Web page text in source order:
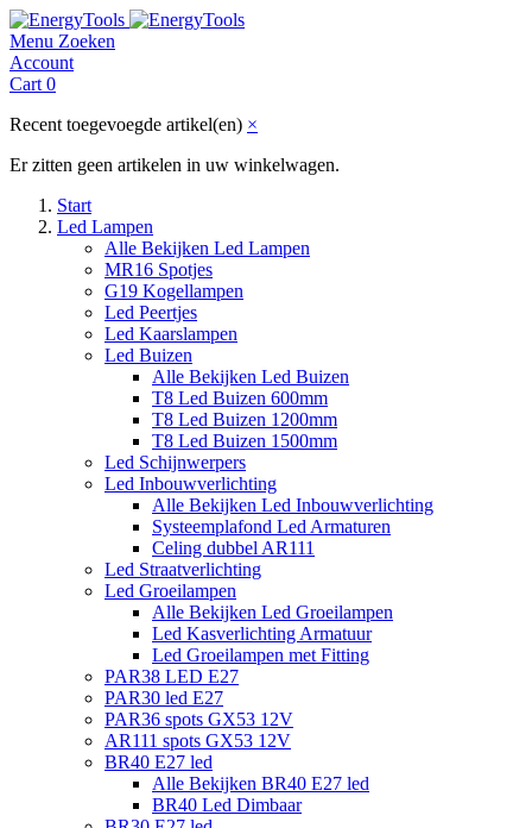
Menu Zoeken
Account
Cart 0
Recent toegevoegde artikel(en) ×
Er zitten geen artikelen in uw winkelwagen.
Start
Led Lampen
Alle Bekijken Led Lampen
MR16 Spotjes
G19 Kogellampen
Led Peertjes
Led Kaarslampen
Led Buizen
Alle Bekijken Led Buizen
T8 Led Buizen 600mm
T8 Led Buizen 1200mm
T8 Led Buizen 1500mm
Led Schijnwerpers
Led Inbouwverlichting
Alle Bekijken Led Inbouwverlichting
Systeemplafond Led Armaturen
Celing dubbel AR111
Led Straatverlichting
Led Groeilampen
Alle Bekijken Led Groeilampen
Led Kasverlichting Armatuur
Led Groeilampen met Fitting
PAR38 LED E27
PAR30 led E27
PAR36 spots GX53 12V
AR111 spots GX53 12V
BR40 E27 led
Alle Bekijken BR40 E27 led
BR40 Led Dimbaar